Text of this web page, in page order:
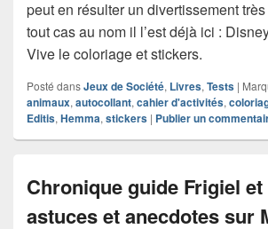
peut en résulter un divertissement
tout cas au nom il l’est déjà ici :
Vive le coloriage et stickers.
Posté dansJeux de Société, Livres, Tests |
animaux, autocollant, cahier d'activités,
Editis, Hemma, stickers | Publier un
Chronique guide Frigiel
astuces et anecdotes sur